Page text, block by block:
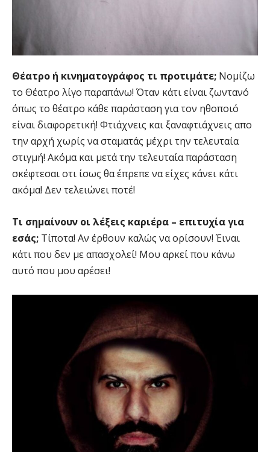
Θέατρο ή κινηματογράφος τι προτιμάτε; Νομίζω
το Θέατρο λίγο παραπάνω! Όταν κάτι είναι ζωντανό
όπως το θέατρο κάθε παράσταση για τον ηθοποιό
είναι διαφορετική! Φτιάχνεις και ξαναφτιάχνεις απο
την αρχή χωρίς να σταματάς μέχρι την τελευταία
στιγμή! Ακόμα και μετά την τελευταία παράσταση
σκέφτεσαι οτι ίσως θα έπρεπε να είχες κάνει κάτι
ακόμα! Δεν τελειώνει ποτέ!
Τι σημαίνουν οι λέξεις καριέρα – επιτυχία για
εσάς; Τίποτα! Αν έρθουν καλώς να ορίσουν! Έιναι
κάτι που δεν με απασχολεί! Μου αρκεί που κάνω
αυτό που μου αρέσει!